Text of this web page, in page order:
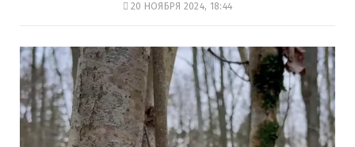
20 НОЯБРЯ 2024, 18:44